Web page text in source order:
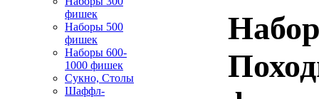
фишек
Наборы 500
фишек
Наборы 600-
1000 фишек
Сукно, Столы
Шаффл-